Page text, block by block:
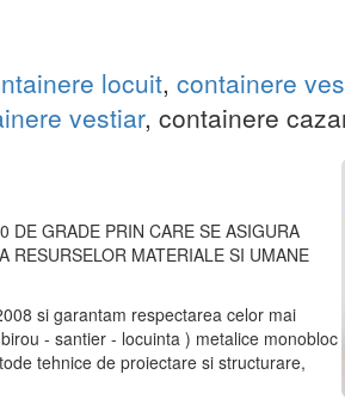
locuit, containere
vestiar, containere
DE GRADE PRIN CARE SE ASIGURA
RESURSELOR MATERIALE SI UMANE
si garantam respectarea celor mai
- santier - locuinta ) metalice monobloc
tehnice de proiectare si structurare,